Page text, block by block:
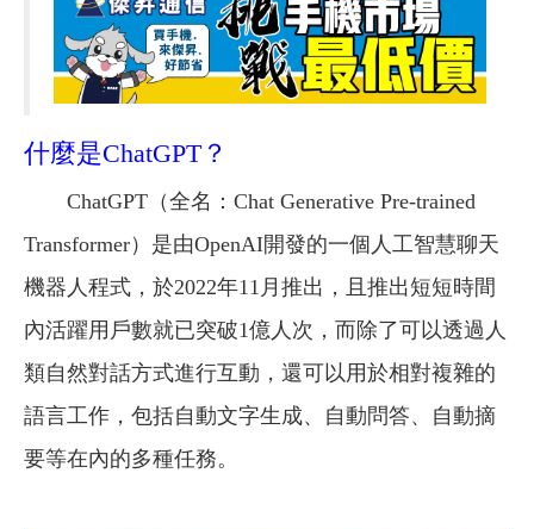
什麼是ChatGPT？
ChatGPT（全名：Chat Generative Pre-trained
Transformer）是由OpenAI開發的一個人工智慧聊天
機器人程式，於2022年11月推出，且推出短短時間
內活躍用戶數就已突破1億人次，而除了可以透過人
類自然對話方式進行互動，還可以用於相對複雜的
語言工作，包括自動文字生成、自動問答、自動摘
要等在內的多種任務。